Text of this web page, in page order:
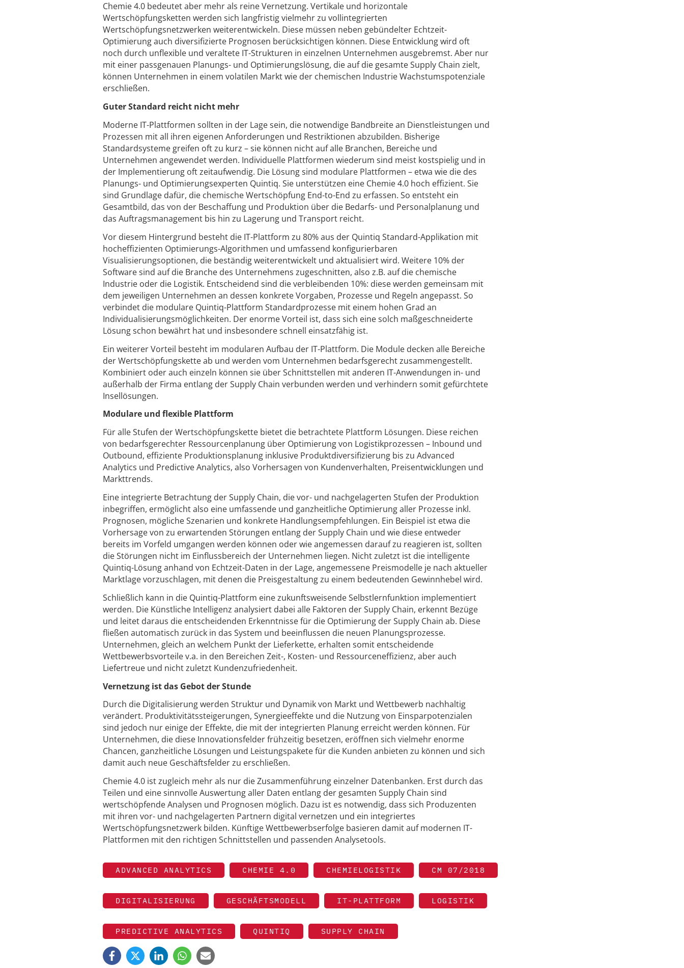
Chemie 4.0 bedeutet aber mehr als reine Vernetzung. Vertikale und horizontale
Wertschöpfungsketten werden sich langfristig vielmehr zu vollintegrierten
Wertschöpfungsnetzwerken weiterentwickeln. Diese müssen neben gebündelter Echtzeit-
Optimierung auch diversifizierte Prognosen berücksichtigen können. Diese Entwicklung wird oft
noch durch unflexible und veraltete IT-Strukturen in einzelnen Unternehmen ausgebremst. Aber nur
mit einer passgenauen Planungs- und Optimierungslösung, die auf die gesamte Supply Chain zielt,
können Unternehmen in einem volatilen Markt wie der chemischen Industrie Wachstumspotenziale
erschließen.
Guter Standard reicht nicht mehr
Moderne IT-Plattformen sollten in der Lage sein, die notwendige Bandbreite an Dienstleistungen und
Prozessen mit all ihren eigenen Anforderungen und Restriktionen abzubilden. Bisherige
Standardsysteme greifen oft zu kurz – sie können nicht auf alle Branchen, Bereiche und
Unternehmen angewendet werden. Individuelle Plattformen wiederum sind meist kostspielig und in
der Implementierung oft zeitaufwendig. Die Lösung sind modulare Plattformen – etwa wie die des
Planungs- und Optimierungsexperten Quintiq. Sie unterstützen eine Chemie 4.0 hoch effizient. Sie
sind Grundlage dafür, die chemische Wertschöpfung End-to-End zu erfassen. So entsteht ein
Gesamtbild, das von der Beschaffung und Produktion über die Bedarfs- und Personalplanung und
das Auftragsmanagement bis hin zu Lagerung und Transport reicht.
Vor diesem Hintergrund besteht die IT-Plattform zu 80% aus der Quintiq Standard-Applikation mit
hocheffizienten Optimierungs-Algorithmen und umfassend konfigurierbaren
Visualisierungsoptionen, die beständig weiterentwickelt und aktualisiert wird. Weitere 10% der
Software sind auf die Branche des Unternehmens zugeschnitten, also z.B. auf die chemische
Industrie oder die Logistik. Entscheidend sind die verbleibenden 10%: diese werden gemeinsam mit
dem jeweiligen Unternehmen an dessen konkrete Vorgaben, Prozesse und Regeln angepasst. So
verbindet die modulare Quintiq-Plattform Standardprozesse mit einem hohen Grad an
Individualisierungsmöglichkeiten. Der enorme Vorteil ist, dass sich eine solch maßgeschneiderte
Lösung schon bewährt hat und insbesondere schnell einsatzfähig ist.
Ein weiterer Vorteil besteht im modularen Aufbau der IT-Plattform. Die Module decken alle Bereiche
der Wertschöpfungskette ab und werden vom Unternehmen bedarfsgerecht zusammengestellt.
Kombiniert oder auch einzeln können sie über Schnittstellen mit anderen IT-Anwendungen in- und
außerhalb der Firma entlang der Supply Chain verbunden werden und verhindern somit gefürchtete
Insellösungen.
Modulare und flexible Plattform
Für alle Stufen der Wertschöpfungskette bietet die betrachtete Plattform Lösungen. Diese reichen
von bedarfsgerechter Ressourcenplanung über Optimierung von Logistikprozessen – Inbound und
Outbound, effiziente Produktionsplanung inklusive Produktdiversifizierung bis zu Advanced
Analytics und Predictive Analytics, also Vorhersagen von Kundenverhalten, Preisentwicklungen und
Markttrends.
Eine integrierte Betrachtung der Supply Chain, die vor- und nachgelagerten Stufen der Produktion
inbegriffen, ermöglicht also eine umfassende und ganzheitliche Optimierung aller Prozesse inkl.
Prognosen, mögliche Szenarien und konkrete Handlungsempfehlungen. Ein Beispiel ist etwa die
Vorhersage von zu erwartenden Störungen entlang der Supply Chain und wie diese entweder
bereits im Vorfeld umgangen werden können oder wie angemessen darauf zu reagieren ist, sollten
die Störungen nicht im Einflussbereich der Unternehmen liegen. Nicht zuletzt ist die intelligente
Quintiq-Lösung anhand von Echtzeit-Daten in der Lage, angemessene Preismodelle je nach aktueller
Marktlage vorzuschlagen, mit denen die Preisgestaltung zu einem bedeutenden Gewinnhebel wird.
Schließlich kann in die Quintiq-Plattform eine zukunftsweisende Selbstlernfunktion implementiert
werden. Die Künstliche Intelligenz analysiert dabei alle Faktoren der Supply Chain, erkennt Bezüge
und leitet daraus die entscheidenden Erkenntnisse für die Optimierung der Supply Chain ab. Diese
fließen automatisch zurück in das System und beeinflussen die neuen Planungsprozesse.
Unternehmen, gleich an welchem Punkt der Lieferkette, erhalten somit entscheidende
Wettbewerbsvorteile v.a. in den Bereichen Zeit-, Kosten- und Ressourceneffizienz, aber auch
Liefertreue und nicht zuletzt Kundenzufriedenheit.
Vernetzung ist das Gebot der Stunde
Durch die Digitalisierung werden Struktur und Dynamik von Markt und Wettbewerb nachhaltig
verändert. Produktivitätssteigerungen, Synergieeffekte und die Nutzung von Einsparpotenzialen
sind jedoch nur einige der Effekte, die mit der integrierten Planung erreicht werden können. Für
Unternehmen, die diese Innovationsfelder frühzeitig besetzen, eröffnen sich vielmehr enorme
Chancen, ganzheitliche Lösungen und Leistungspakete für die Kunden anbieten zu können und sich
damit auch neue Geschäftsfelder zu erschließen.
Chemie 4.0 ist zugleich mehr als nur die Zusammenführung einzelner Datenbanken. Erst durch das
Teilen und eine sinnvolle Auswertung aller Daten entlang der gesamten Supply Chain sind
wertschöpfende Analysen und Prognosen möglich. Dazu ist es notwendig, dass sich Produzenten
mit ihren vor- und nachgelagerten Partnern digital vernetzen und ein integriertes
Wertschöpfungsnetzwerk bilden. Künftige Wettbewerbserfolge basieren damit auf modernen IT-
Plattformen mit den richtigen Schnittstellen und passenden Analysetools.
ADVANCED ANALYTICS CHEMIE 4.0 CHEMIELOGISTIK CM 07/2018
DIGITALISIERUNG GESCHÄFTSMODELL IT-PLATTFORM LOGISTIK
PREDICTIVE ANALYTICS QUINTIQ SUPPLY CHAIN